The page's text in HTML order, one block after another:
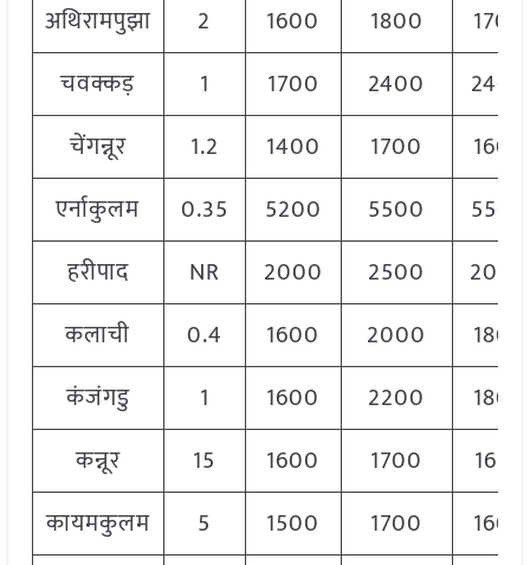
अथिरामपुझा
2 1600 1800
1700
चवक्कड़
1 1700 2400
2400
चेंगन्नूर
1.2 1400 1700
1600
एर्नाकुलम
0.35 5200 5500
5500
हरीपाद
NR 2000 2500
2000
कलाची
0.4 1600 2000
1800
कंजंगडु
1 1600 2200
1800
कन्नूर
15 1600 1700
1650
कायमकुलम
5 1500 1700
1600